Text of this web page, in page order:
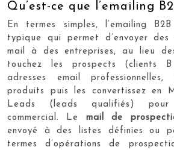
Qu’est-ce que l’emailing
En termes simples, l’emailing
typique qui permet d’envoyer
mail à des entreprises, au lieu
touchez les prospects (clients
adresses email
produits puis les convertissez en
Leads (leads qualifiés) pour
commercial. Le mail de
envoyé à des listes définies ou
termes d’opérations de